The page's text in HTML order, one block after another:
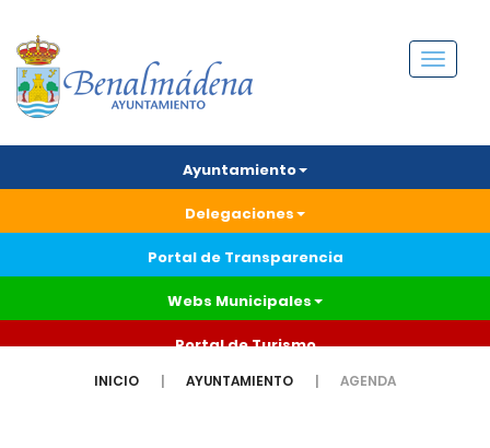
Menú
Ayuntamiento
Delegaciones
Portal de Transparencia
Webs Municipales
Portal de Turismo
INICIO AYUNTAMIENTO AGENDA